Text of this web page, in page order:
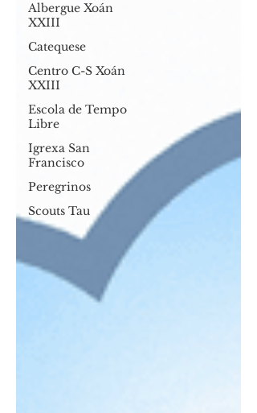
Albergue Xoán
XXIII
Catequese
Centro C-S Xoán
XXIII
Escola de Tempo
Libre
Igrexa San
Francisco
Peregrinos
Scouts Tau